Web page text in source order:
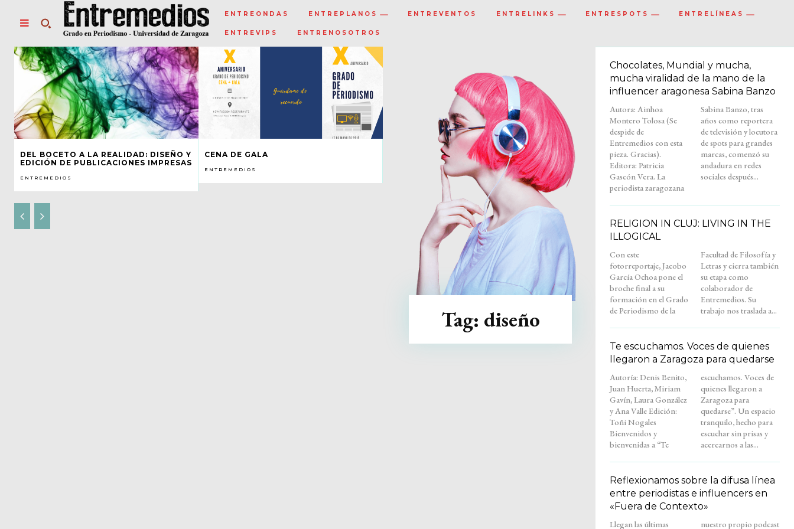
ENTREONDAS ENTREPLANOS ENTREVENTOS ENTRELINKS ENTRESPOTS ENTRELÍNEAS
ENTREVIPS ENTRENOSOTROS
DEL BOCETO A LA REALIDAD: DISEÑO Y
EDICIÓN DE PUBLICACIONES IMPRESAS
ENTREMEDIOS
CENA DE GALA
ENTREMEDIOS
Tag: diseño
Chocolates, Mundial y mucha,
mucha viralidad de la mano de la
influencer aragonesa Sabina Banzo
Autora: Ainhoa
Montero Tolosa (Se
despide de
Entremedios con esta
pieza. Gracias).
Editora: Patricia
Gascón Vera. La
periodista zaragozana
Sabina Banzo, tras
años como reportera
de televisión y locutora
de spots para grandes
marcas, comenzó su
andadura en redes
sociales después...
RELIGION IN CLUJ: LIVING IN THE
ILLOGICAL
Con este
fotorreportaje, Jacobo
García Ochoa pone el
broche final a su
formación en el Grado
de Periodismo de la
Facultad de Filosofía y
Letras y cierra también
su etapa como
colaborador de
Entremedios. Su
trabajo nos traslada a...
Te escuchamos. Voces de quienes
llegaron a Zaragoza para quedarse
Autoría: Denis Benito,
Juan Huerta, Miriam
Gavín, Laura González
y Ana Valle Edición:
Toñi Nogales
Bienvenidos y
bienvenidas a “Te
escuchamos. Voces de
quienes llegaron a
Zaragoza para
quedarse”. Un espacio
tranquilo, hecho para
escuchar sin prisas y
acercarnos a las...
Reflexionamos sobre la difusa línea
entre periodistas e influencers en
«Fuera de Contexto»
Llegan las últimas
nuestro propio podcast